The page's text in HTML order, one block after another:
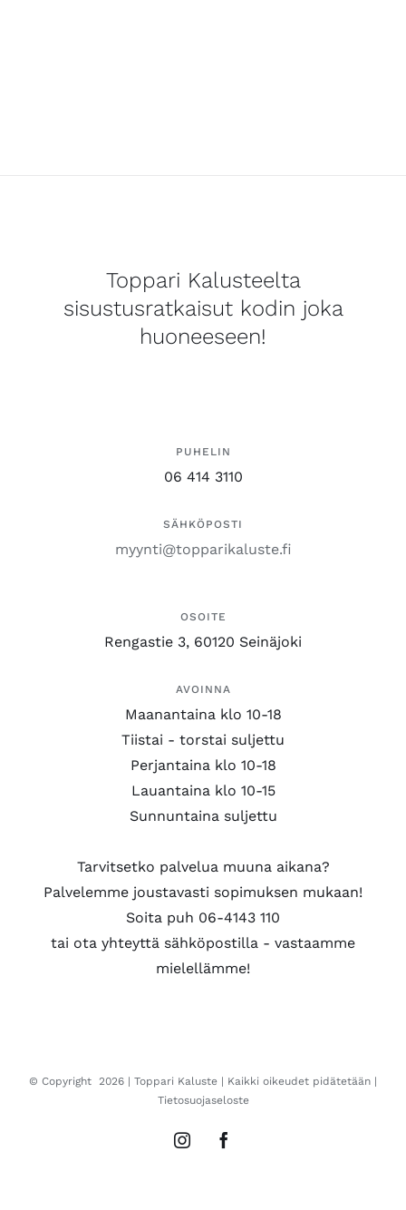
Toppari Kalusteelta
sisustusratkaisut kodin joka
huoneeseen!
PUHELIN
06 414 3110
SÄHKÖPOSTI
myynti@topparikaluste.fi
OSOITE
Rengastie 3, 60120 Seinäjoki
AVOINNA
Maanantaina klo 10-18
Tiistai - torstai suljettu
Perjantaina klo 10-18
Lauantaina klo 10-15
Sunnuntaina suljettu
Tarvitsetko palvelua muuna aikana?
Palvelemme joustavasti sopimuksen mukaan!
Soita puh 06-4143 110
tai ota yhteyttä sähköpostilla - vastaamme
mielellämme!
© Copyright 2026 | Toppari Kaluste | Kaikki oikeudet pidätetään |
Tietosuojaseloste
Instagram